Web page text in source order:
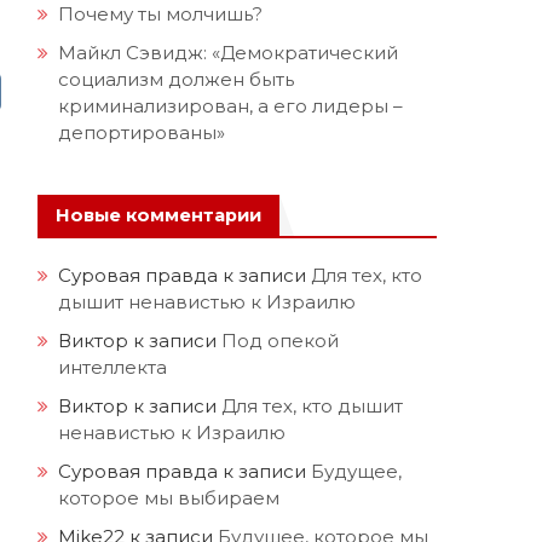
Почему ты молчишь?
Майкл Сэвидж: «Демократический
социализм должен быть
криминализирован, а его лидеры –
депортированы»
Новые комментарии
Суровая правда к записи Для тех, кто
дышит ненавистью к Израилю
Виктор к записи Под опекой
интеллекта
Виктор к записи Для тех, кто дышит
ненавистью к Израилю
Суровая правда к записи Будущее,
которое мы выбираем
Mike22 к записи Будущее, которое мы